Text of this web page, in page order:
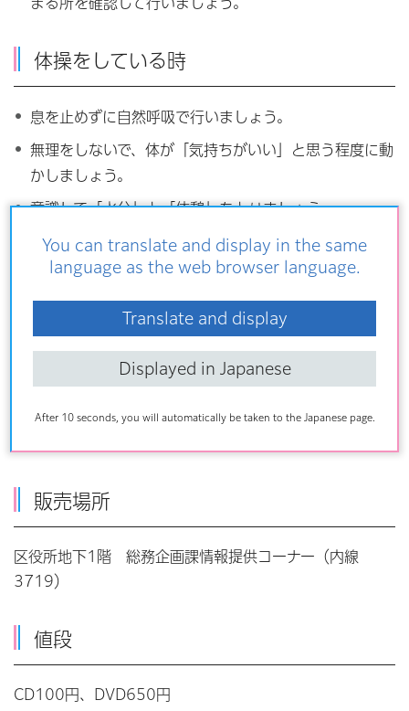
You can translate and display in the same
language as the web browser language.
Translate and display
Displayed in Japanese
After 10 seconds, you will automatically be taken to the Japanese page.
まる所を確認して行いましょう。
体操をしている時
息を止めずに自然呼吸で行いましょう。
無理をしないで、体が「気持ちがいい」と思う程度に動
かしましょう。
意識して「水分」と「休憩」をとりましょう。
ころばん体操リーダーが使っている音源
などについて
荒川ころばん体操をはじめ、荒川せらばん体操、あらみん
（CD）」「映像（DVD）」は、区役所で販売していま
販売場所
区役所地下1階 総務企画課情報提供コーナー（内線
3719）
値段
CD100円、DVD650円